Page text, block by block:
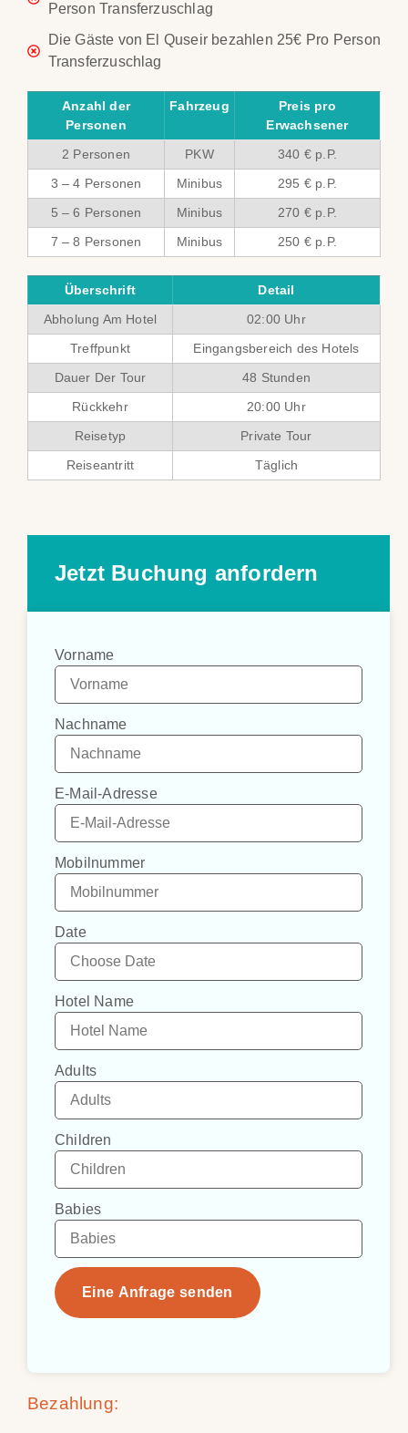
Person Transferzuschlag
Die Gäste von El Quseir bezahlen 25€ Pro Person
Transferzuschlag
Anzahl der
Personen
Fahrzeug
Preis pro
Erwachsener
2 Personen
PKW
340 € p.P.
3 – 4 Personen
Minibus
295 € p.P.
5 – 6 Personen
Minibus
270 € p.P.
7 – 8 Personen
Minibus 250 € p.P.
Überschrift
Detail
Abholung Am Hotel
02:00 Uhr
Treffpunkt
Eingangsbereich des Hotels
Dauer Der Tour
48 Stunden
Rückkehr
20:00 Uhr
Reisetyp
Private Tour
Reiseantritt
Täglich
Jetzt Buchung anfordern
Vorname
Nachname
E-Mail-Adresse
Mobilnummer
Date
Hotel Name
Adults
Children
Babies
Eine Anfrage senden
Bezahlung: